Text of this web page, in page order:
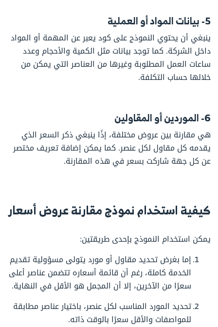
5- بيانات المواد أو العملية
ينبغي أن يحتوي النموذج على كود يعبر عن المهمة أو المواد
داخل الشركة. كما توجد بيانات مثل الكمية والأحجام وعدد
ساعات العمل المطلوبة وغيرها من العناصر التي يمكن من
خلالها حساب التكلفة.
6- الموردين أو المقاولين
هي مقارنة بين عروض مختلفة، إذًا ينبغي ذكر السعر الذي
يقدمه كل مقاول لكل عنصر. كما يمكن إضافة تعريف مختصر
عن كل جهة شاركت بسعر في هذه المقارنة.
كيفية استخدام نموذج مقارنة عروض أسعار
يمكن استخدام النموذج بإحدى طريقتين:
إما بغرض تحديد مقاول أو مورد يتولى مسؤولية تقديم
الخدمة كاملة، رغم أن قائمة أسعاره تتضمن عناصر أعلى
سعرًا من الآخرين، إلا أن المجمل هو الأقل في النهاية.
تحديد المورد المناسب لكل عنصر، باختيار عناصر مطابقة
للمواصفات والأقل سعرًا بالوقت ذاته.